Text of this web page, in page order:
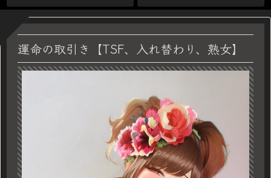
運命の取引き【TSF、入れ替わり、熟女】